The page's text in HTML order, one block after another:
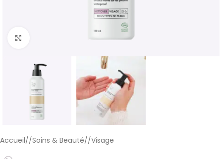
Cliquer pour agrandir
Accueil/ Soins & Beauté/ Visage